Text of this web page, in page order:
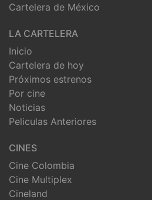
Cartelera de México
LA CARTELERA
Inicio
Cartelera de hoy
Próximos estrenos
Por cine
Noticias
Peliculas Anteriores
CINES
Cine Colombia
Cine Multiplex
Cineland